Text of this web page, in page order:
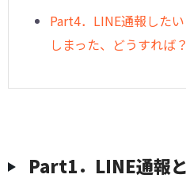
Part4．LINE通報した
しまった、どうすれば？
︎Part1．LINE通報